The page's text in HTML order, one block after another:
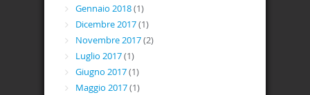
Gennaio 2018(1)
Dicembre 2017(1)
Novembre 2017(2)
Luglio 2017(1)
Giugno 2017(1)
Maggio 2017(1)